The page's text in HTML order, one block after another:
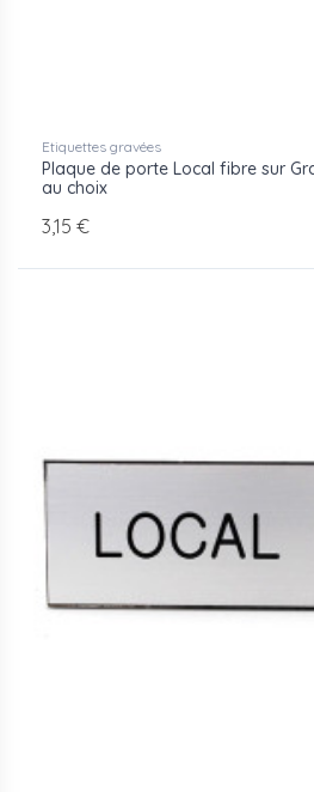
Etiquettes gravées
Plaque de porte Local fibre sur
au choix
3,15 €